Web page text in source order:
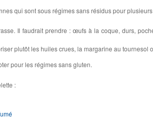
qui sont sous régimes sans résidus pour
Il faudrait prendre : œufs à la coque, durs,
plutôt les huiles crues, la margarine au tournesol
pour les régimes sans gluten.
: